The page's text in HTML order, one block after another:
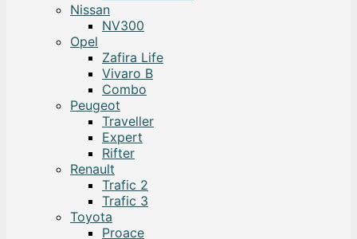
Nissan
NV300
Opel
Zafira Life
Vivaro B
Combo
Peugeot
Traveller
Expert
Rifter
Renault
Trafic 2
Trafic 3
Toyota
Proace